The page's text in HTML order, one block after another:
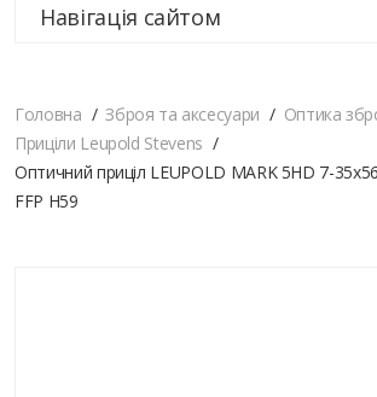
Навігація сайтом
Головна Зброя та аксесуари
Оптика
Приціли Leupold Stevens
Оптичний приціл LEUPOLD MARK 5HD 7-
FFP H59